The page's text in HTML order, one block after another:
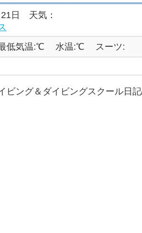
21日 天気：
低気温:℃ 水温:℃ スーツ:
ビング＆ダイビングスクール日記